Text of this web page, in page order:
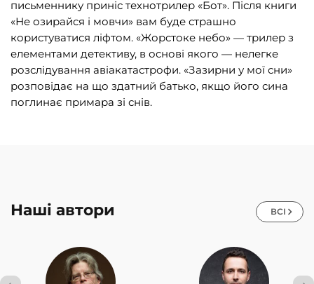
письменнику приніс технотрилер «Бот». Після книги
«Не озирайся і мовчи» вам буде страшно
користуватися ліфтом. «Жорстоке небо» — трилер з
елементами детективу, в основі якого — нелегке
розслідування авіакатастрофи. «Зазирни у мої сни»
розповідає на що здатний батько, якщо його сина
поглинає примара зі снів.
Наші автори ВСІ